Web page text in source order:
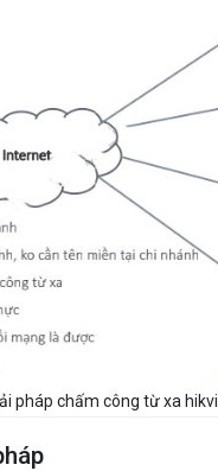
pháp chấm công từ xa